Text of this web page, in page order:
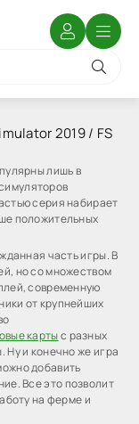
2019 / FS
лишь в
серия набирает
положительных
часть игры. В
но со множеством
современную
от крупнейших
картыс разных
Ну и конечно же игра
добавить
Все это позволит
на ферме и